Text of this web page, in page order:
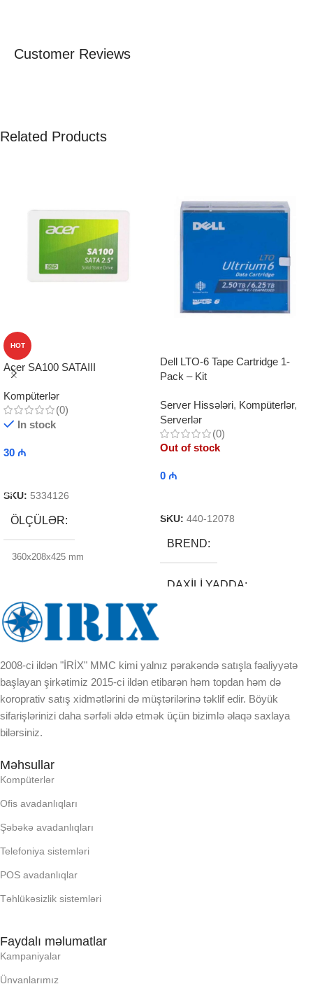
Customer Reviews
Related Products
HOT
Acer SA100 SATAIII
Kompüterlər
(0)
In stock
30 ₼
SKU: 5334126
ÖLÇÜLƏR
360x208x425 mm
Dell LTO-6 Tape Cartridge 1-
Pack – Kit
Server Hissələri, Kompüterlər,
Serverlər
(0)
Out of stock
0 ₼
SKU: 440-12078
BREND
DAXILI YADDA
KORPUSUN RNGI:
2008-ci ildən "İRİX" MMC kimi yalnız pərakəndə satışla fəaliyyətə
başlayan şirkətimiz 2015-ci ildən etibarən həm topdan həm də
koroprativ satış xidmətlərini də müştərilərinə təklif edir. Böyük
sifarişlərinizi daha sərfəli əldə etmək üçün bizimlə əlaqə saxlaya
bilərsiniz.
Məhsullar
Kompüterlər
Ofis avadanlıqları
Şəbəkə avadanlıqları
Telefoniya sistemləri
POS avadanlıqlar
Təhlükəsizlik sistemləri
Faydalı məlumatlar
Kampaniyalar
Ünvanlarımız